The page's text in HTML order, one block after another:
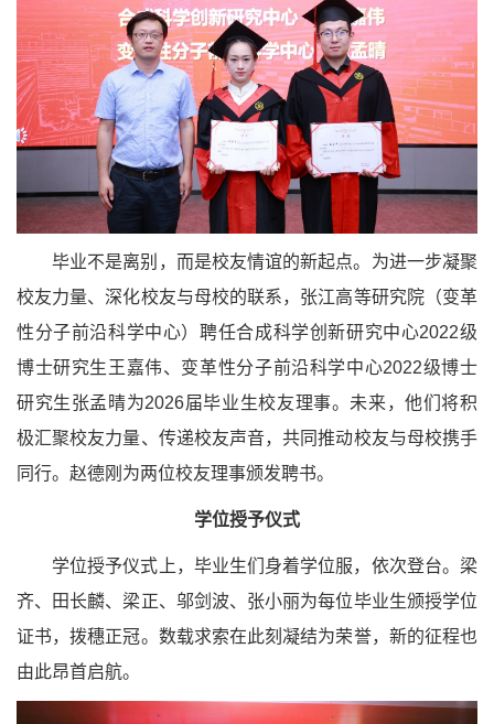
毕业不是离别，而是校友情谊的新起点。为进一步凝聚
校友力量、深化校友与母校的联系，张江高等研究院（变革
性分子前沿科学中心）聘任合成科学创新研究中心2022级
博士研究生王嘉伟、变革性分子前沿科学中心2022级博士
研究生张孟晴为2026届毕业生校友理事。未来，他们将积
极汇聚校友力量、传递校友声音，共同推动校友与母校携手
同行。赵德刚为两位校友理事颁发聘书。
学位授予仪式
学位授予仪式上，毕业生们身着学位服，依次登台。梁
齐、田长麟、梁正、邬剑波、张小丽为每位毕业生颁授学位
证书，拨穗正冠。数载求索在此刻凝结为荣誉，新的征程也
由此昂首启航。